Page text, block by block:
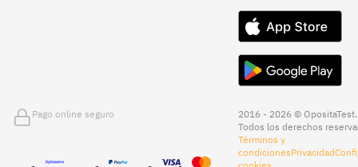
Pago online seguro
2016 - 2026 © OpositaTest.
Todos los derechos
Términos y
condicionesPrivacidad